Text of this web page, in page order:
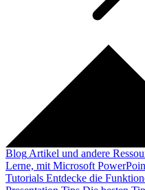
Blog Artikel und andere
Lerne, mit Microsoft
Tutorials Entdecke die